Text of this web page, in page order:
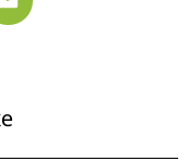
Email